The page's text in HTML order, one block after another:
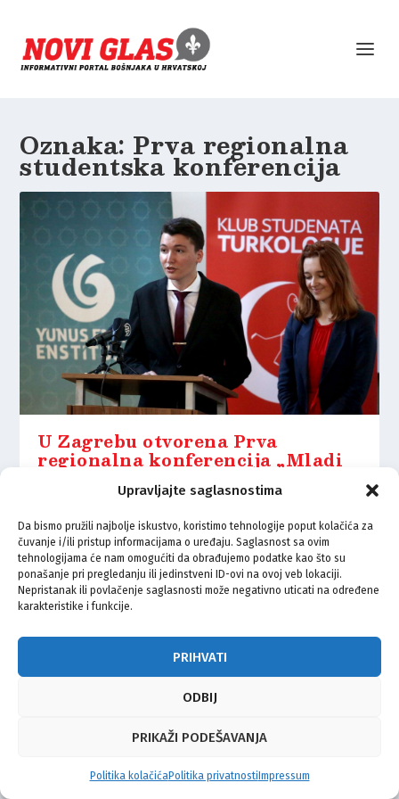
Upravljajte saglasnostima
Da bismo pružili najbolje iskustvo, koristimo tehnologije poput kolačića za
čuvanje i/ili pristup informacijama o uređaju. Saglasnost sa ovim
tehnologijama će nam omogućiti da obrađujemo podatke kao što su
ponašanje pri pregledanju ili jedinstveni ID-ovi na ovoj veb lokaciji.
Nepristanak ili povlačenje saglasnosti može negativno uticati na određene
karakteristike i funkcije.
PRIHVATI
ODBIJ
PRIKAŽI PODEŠAVANJA
Politika kolačićaPolitika privatnosti Impressum
Oznaka: Prva regionalna
studentska konferencija
U Zagrebu otvorena Prva
regionalna konferencija „Mladi